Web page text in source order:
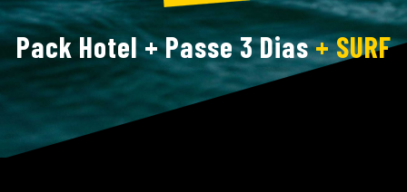
Pack Hotel + Passe 3 Dias+ SURF